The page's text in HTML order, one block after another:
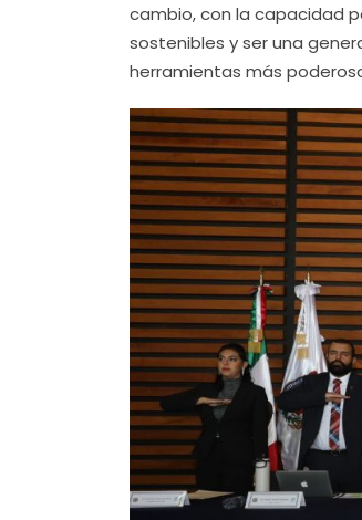
cambio, con la capacidad
sostenibles y ser una
herramientas más